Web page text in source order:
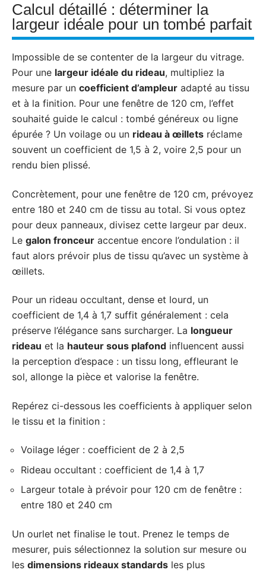
Calcul détaillé : déterminer la
largeur idéale pour un tombé parfait
Impossible de se contenter de la largeur du vitrage.
Pour une largeur idéale du rideau, multipliez la
mesure par un coefficient d’ampleur adapté au tissu
et à la finition. Pour une fenêtre de 120 cm, l’effet
souhaité guide le calcul : tombé généreux ou ligne
épurée ? Un voilage ou un rideau à œillets réclame
souvent un coefficient de 1,5 à 2, voire 2,5 pour un
rendu bien plissé.
Concrètement, pour une fenêtre de 120 cm, prévoyez
entre 180 et 240 cm de tissu au total. Si vous optez
pour deux panneaux, divisez cette largeur par deux.
Le galon fronceur accentue encore l’ondulation : il
faut alors prévoir plus de tissu qu’avec un système à
œillets.
Pour un rideau occultant, dense et lourd, un
coefficient de 1,4 à 1,7 suffit généralement : cela
préserve l’élégance sans surcharger. La longueur
rideau et la hauteur sous plafond influencent aussi
la perception d’espace : un tissu long, effleurant le
sol, allonge la pièce et valorise la fenêtre.
Repérez ci-dessous les coefficients à appliquer selon
le tissu et la finition :
Voilage léger : coefficient de 2 à 2,5
Rideau occultant : coefficient de 1,4 à 1,7
Largeur totale à prévoir pour 120 cm de fenêtre :
entre 180 et 240 cm
Un ourlet net finalise le tout. Prenez le temps de
mesurer, puis sélectionnez la solution sur mesure ou
les dimensions rideaux standards les plus